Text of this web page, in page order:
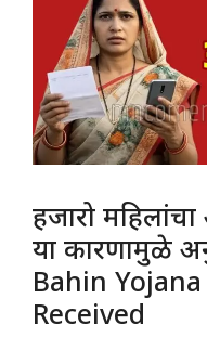
हजारो
या कारणामुळे
Bahin
Received